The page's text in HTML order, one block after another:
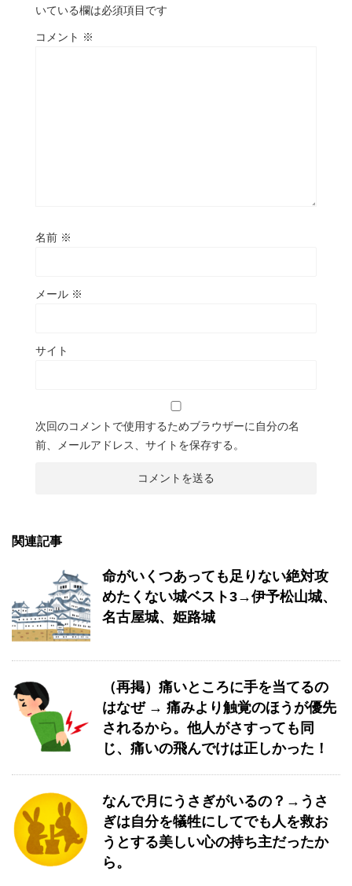
いている欄は必須項目です
コメント ※
名前 ※
メール ※
サイト
次回のコメントで使用するためブラウザーに自分の名
前、メールアドレス、サイトを保存する。
関連記事
命がいくつあっても足りない絶対攻
めたくない城ベスト3→伊予松山城、
名古屋城、姫路城
（再掲）痛いところに手を当てるの
はなぜ → 痛みより触覚のほうが優先
されるから。他人がさすっても同
じ、痛いの飛んでけは正しかった！
なんで月にうさぎがいるの？→うさ
ぎは自分を犠牲にしてでも人を救お
うとする美しい心の持ち主だったか
ら。